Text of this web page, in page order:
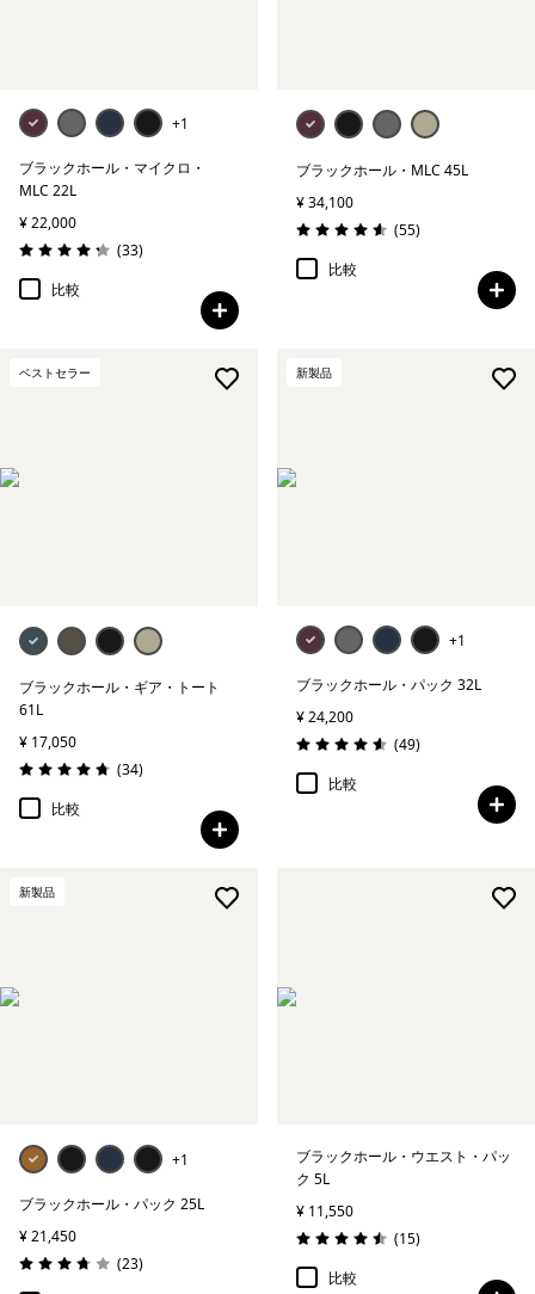
+1
ブラックホール・マイクロ・
MLC 22L
¥ 22,000
評価: 4.2 / 5
(33レビュー
)
比較
ブラックホール・MLC 45L
¥ 34,100
評価: 4.6 / 5
(55レビュー
)
比較
ベストセラー
ブラックホール・ギア・トート
61L
¥ 17,050
評価: 4.8 / 5
(34レビュー
)
比較
新製品
+1
ブラックホール・パック 32L
¥ 24,200
評価: 4.6 / 5
(49レビュー
)
比較
新製品
+1
ブラックホール・パック 25L
¥ 21,450
評価: 3.8 / 5
(23レビュー
)
ブラックホール・ウエスト・パッ
ク 5L
¥ 11,550
評価: 4.5 / 5
(15レビュー
)
比較